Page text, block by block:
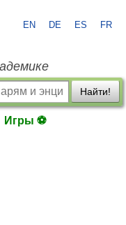
EN DE ES FR
Найти!
Игры ⚽